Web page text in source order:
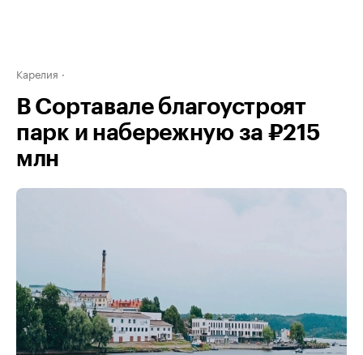
Карелия
В Сортавале благоустроят
парк и набережную за ₽215
млн